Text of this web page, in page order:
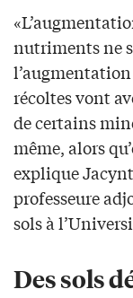
nutriments ne
récoltes vont
de certains
même, alors
explique
professeure
sols à
Des sols